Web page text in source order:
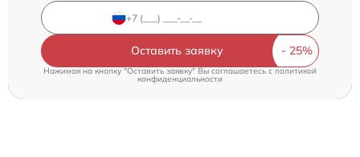
Оставить заявку
Нажимая на кнопку "Оставить заявку" Вы соглашаетесь cполитикой
конфиденциальности